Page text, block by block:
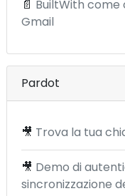
📄 BuiltWith
Gmail
Pardot
🎥 Trova la tua
🎥 Demo di
sincronizzazione